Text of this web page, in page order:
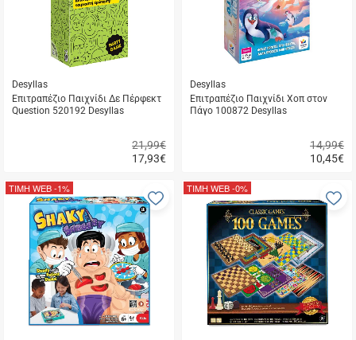
Desyllas
Επιτραπέζιο Παιχνίδι Δε Πέρφεκτ
Question 520192 Desyllas
17,93€
21,99€
αγορά
Desyllas
Επιτραπέζιο Παιχνίδι Χοπ στον
Πάγο 100872 Desyllas
10,45€
14,99€
αγορά
ΤΙΜΗ WEB-1%
Προσθήκη
αγαπημένα
ΤΙΜΗ WEB-0%